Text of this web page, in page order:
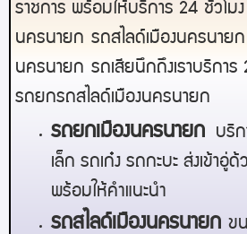
ราชการ พร้อมให้บริการ 24 ชั่วโม
นครนายก รถสไลด์เมืองนครนายก
นครนายก รถเสียนึกถึงเราบริกา
รถยกรถสไลด์เมืองนครนายก
รถยกเมืองนครนายก
บริ
เล็ก รถเก๋ง รถกะบะ ส่งเข้า
พร้อมให้คำแนะนำ
รถสไลด์เมืองนครนายก ข